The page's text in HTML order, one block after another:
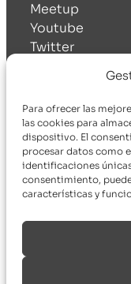
Para ofrecer las
las cookies para
dispositivo. El
procesar datos como
identificaciones
consentimiento,
características y
Meetup
Youtube
Twitter
© 2024 WordPress
Aviso legal